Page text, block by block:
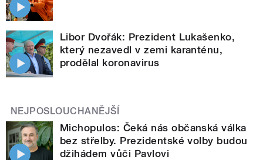
Libor Dvořák: Prezident Lukašenko,
který nezavedl v zemi karanténu,
prodělal koronavirus
NEJPOSLOUCHANĚJŠÍ
Michopulos: Čeká nás občanská válka
bez střelby. Prezidentské volby budou
džihádem vůči Pavlovi